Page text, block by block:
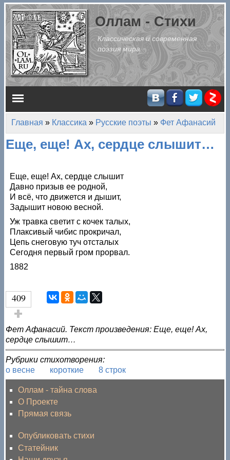
Перейти к основному содержанию
Оллам - Стихи
Классическая и современная
поэзия мира
Главное меню
Вы здесь
Главная » Классика » Русские поэты » Фет Афанасий
Еще, еще! Ах, сердце слышит…
Еще, еще! Ах, сердце слышит
Давно призыв ее родной,
И всё, что движется и дышит,
Задышит новою весной.
Уж травка светит с кочек талых,
Плаксивый чибис прокричал,
Цепь снеговую туч отсталых
Сегодня первый гром прорвал.
1882
409
Голос за!
Фет Афанасий. Текст произведения: Еще, еще! Ах,
сердце слышит…
Рубрики стихотворения:
о весне
короткие 8 строк
Оллам - тайна слова
О Проекте
Прямая связь
Опубликовать стихи
Статейник